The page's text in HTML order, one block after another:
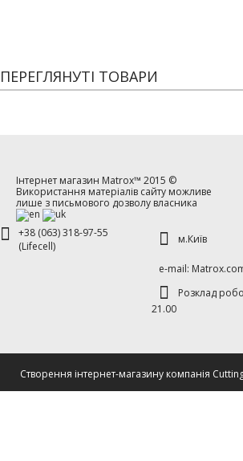
ПЕРЕГЛЯНУТІ ТОВАРИ
Інтернет магазин Matrox™ 2015 ©
Використання матеріалів сайту можливе
лише з письмового дозволу власника
+38 (063) 318-97-55
(Lifecell)
м.Київ
е-mаil:
Розклад
21.00
Cтворення інтернет-магазину компанія